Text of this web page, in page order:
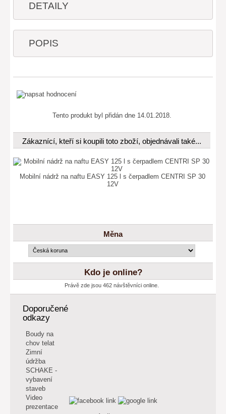
DETAILY
POPIS
Tento produkt byl přidán dne 14.01.2018.
Zákaznící, kteří si koupili toto zboží, objednávali také...
Mobilní nádrž na naftu EASY 125 l s čerpadlem CENTRI SP 30
12V
Měna
Kdo je online?
Právě zde jsou 462 návštěvníci online.
Doporučené
odkazy
Boudy na
chov telat
Zimní
údržba
SCHAKE -
vybavení
staveb
Video
prezentace